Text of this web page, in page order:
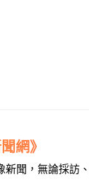
網》
聞，無論採訪